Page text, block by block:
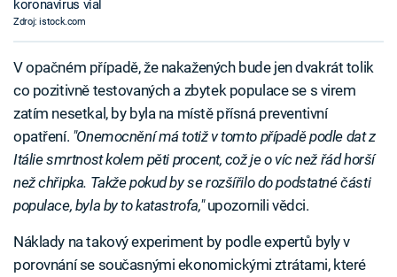
koronavirus vial
Zdroj: istock.com
V opačném případě, že nakažených bude jen dvakrát tolik
co pozitivně testovaných a zbytek populace se s virem
zatím nesetkal, by byla na místě přísná preventivní
opatření. "Onemocnění má totiž v tomto případě podle dat z
Itálie smrtnost kolem pěti procent, což je o víc než řád horší
než chřipka. Takže pokud by se rozšířilo do podstatné části
populace, byla by to katastrofa,"upozornili vědci.
Náklady na takový experiment by podle expertů byly v
porovnání se současnými ekonomickými ztrátami, které